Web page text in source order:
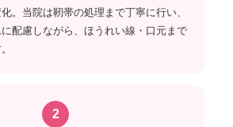
。当院は靭帯の処理まで丁寧に行い、
配慮しながら、ほうれい線・口元まで
2